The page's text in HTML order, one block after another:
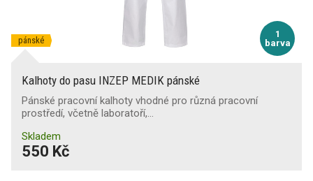
1
barva
pánské
Kalhoty do pasu INZEP MEDIK pánské
Pánské pracovní kalhoty vhodné pro různá pracovní
prostředí, včetně laboratoří,…
Skladem
550 Kč